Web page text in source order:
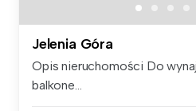
Jelenia Góra
Opis nieruchomości Do
balkone...